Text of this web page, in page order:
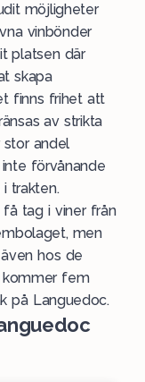
möjligheter
vinbönder
platsen där
skapa
finns frihet att
av strikta
stor andel
förvånande
trakten.
tag i viner från
men
hos de
kommer fem
på Languedoc.